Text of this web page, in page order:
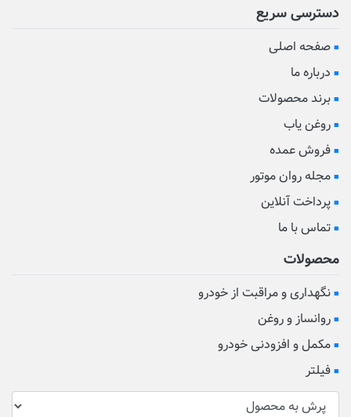
دسترسی سریع
صفحه اصلی
درباره ما
برند محصولات
روغن یاب
فروش عمده
مجله روان موتور
پرداخت آنلاین
تماس با ما
محصولات
نگهداری و مراقبت از خودرو
روانساز و روغن
مکمل و افزودنی خودرو
فیلتر